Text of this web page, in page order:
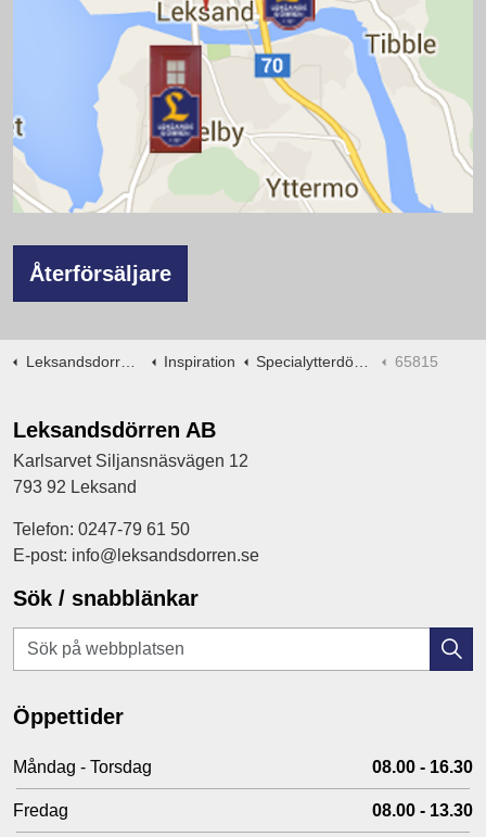
Återförsäljare
Leksandsdorren.se Inspiration Specialytterdörrar -ritningar 65815
Leksandsdörren AB
Karlsarvet Siljansnäsvägen 12
793 92 Leksand
Telefon: 0247-79 61 50
E-post: info@leksandsdorren.se
Sök / snabblänkar
Öppettider
Måndag - Torsdag 08.00 - 16.30
Fredag 08.00 - 13.30